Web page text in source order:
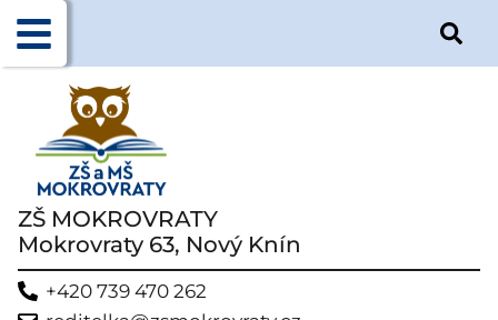
ZŠ MOKROVRATY
Mokrovraty 63, Nový Knín
+420 739 470 262